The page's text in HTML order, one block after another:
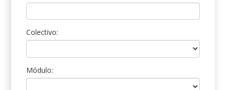
Colectivo:
Módulo: